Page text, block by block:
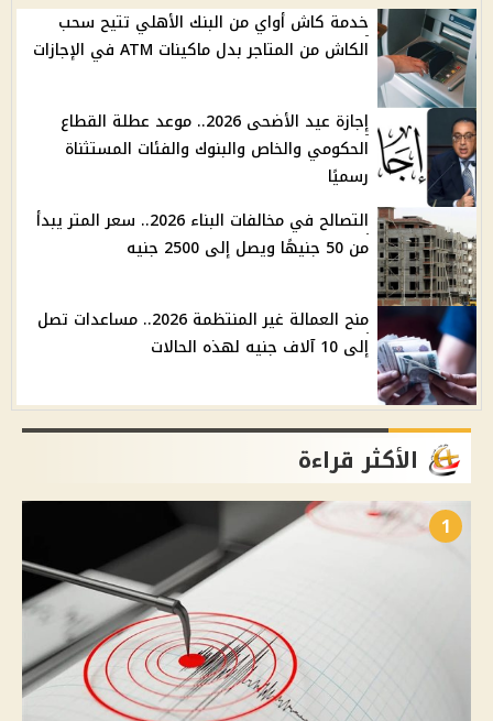
خدمة كاش أواي من البنك الأهلي تتيح سحب
الكاش من المتاجر بدل ماكينات ATM في الإجازات
إجازة عيد الأضحى 2026.. موعد عطلة القطاع
الحكومي والخاص والبنوك والفئات المستثناة
رسميًا
التصالح في مخالفات البناء 2026.. سعر المتر يبدأ
من 50 جنيهًا ويصل إلى 2500 جنيه
منح العمالة غير المنتظمة 2026.. مساعدات تصل
إلى 10 آلاف جنيه لهذه الحالات
الأكثر قراءة
1